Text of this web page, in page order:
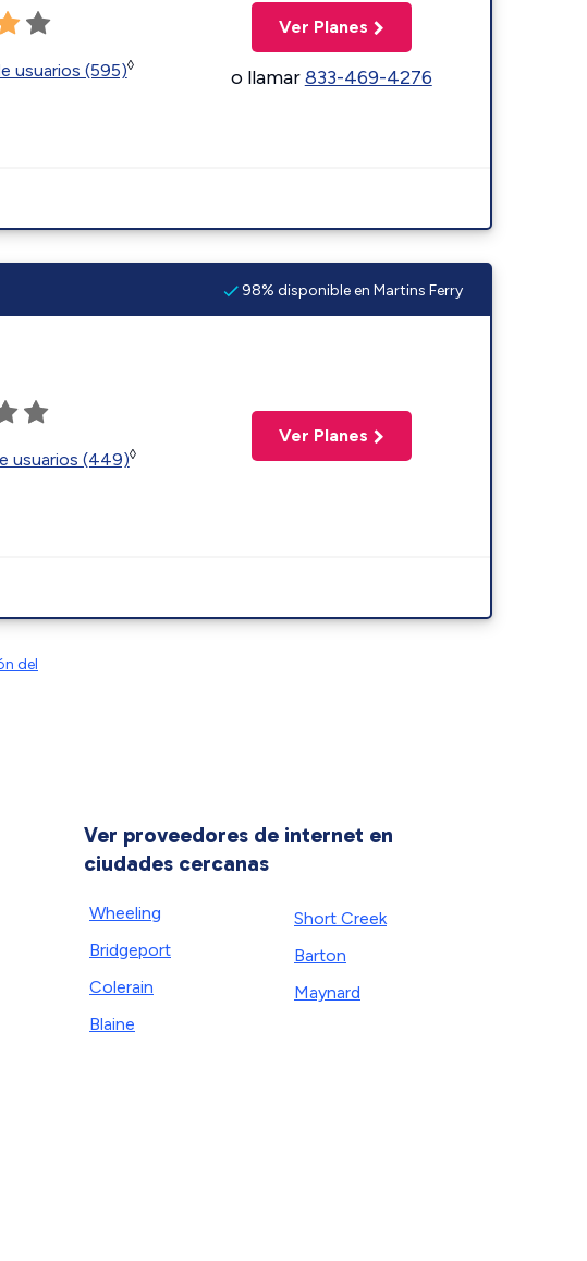
usuarios (595)◊
Ver Planes
o llamar833-469-4276
98% disponible en Martins Ferry
usuarios (449)◊
Ver Planes
del
Ver proveedores de internet en
ciudades cercanas
Wheeling
Bridgeport
Colerain
Blaine
Short Creek
Barton
Maynard